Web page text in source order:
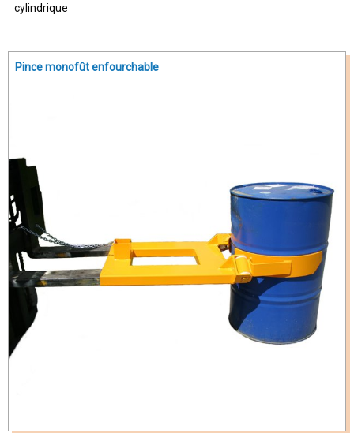
cylindrique
Pince monofût enfourchable